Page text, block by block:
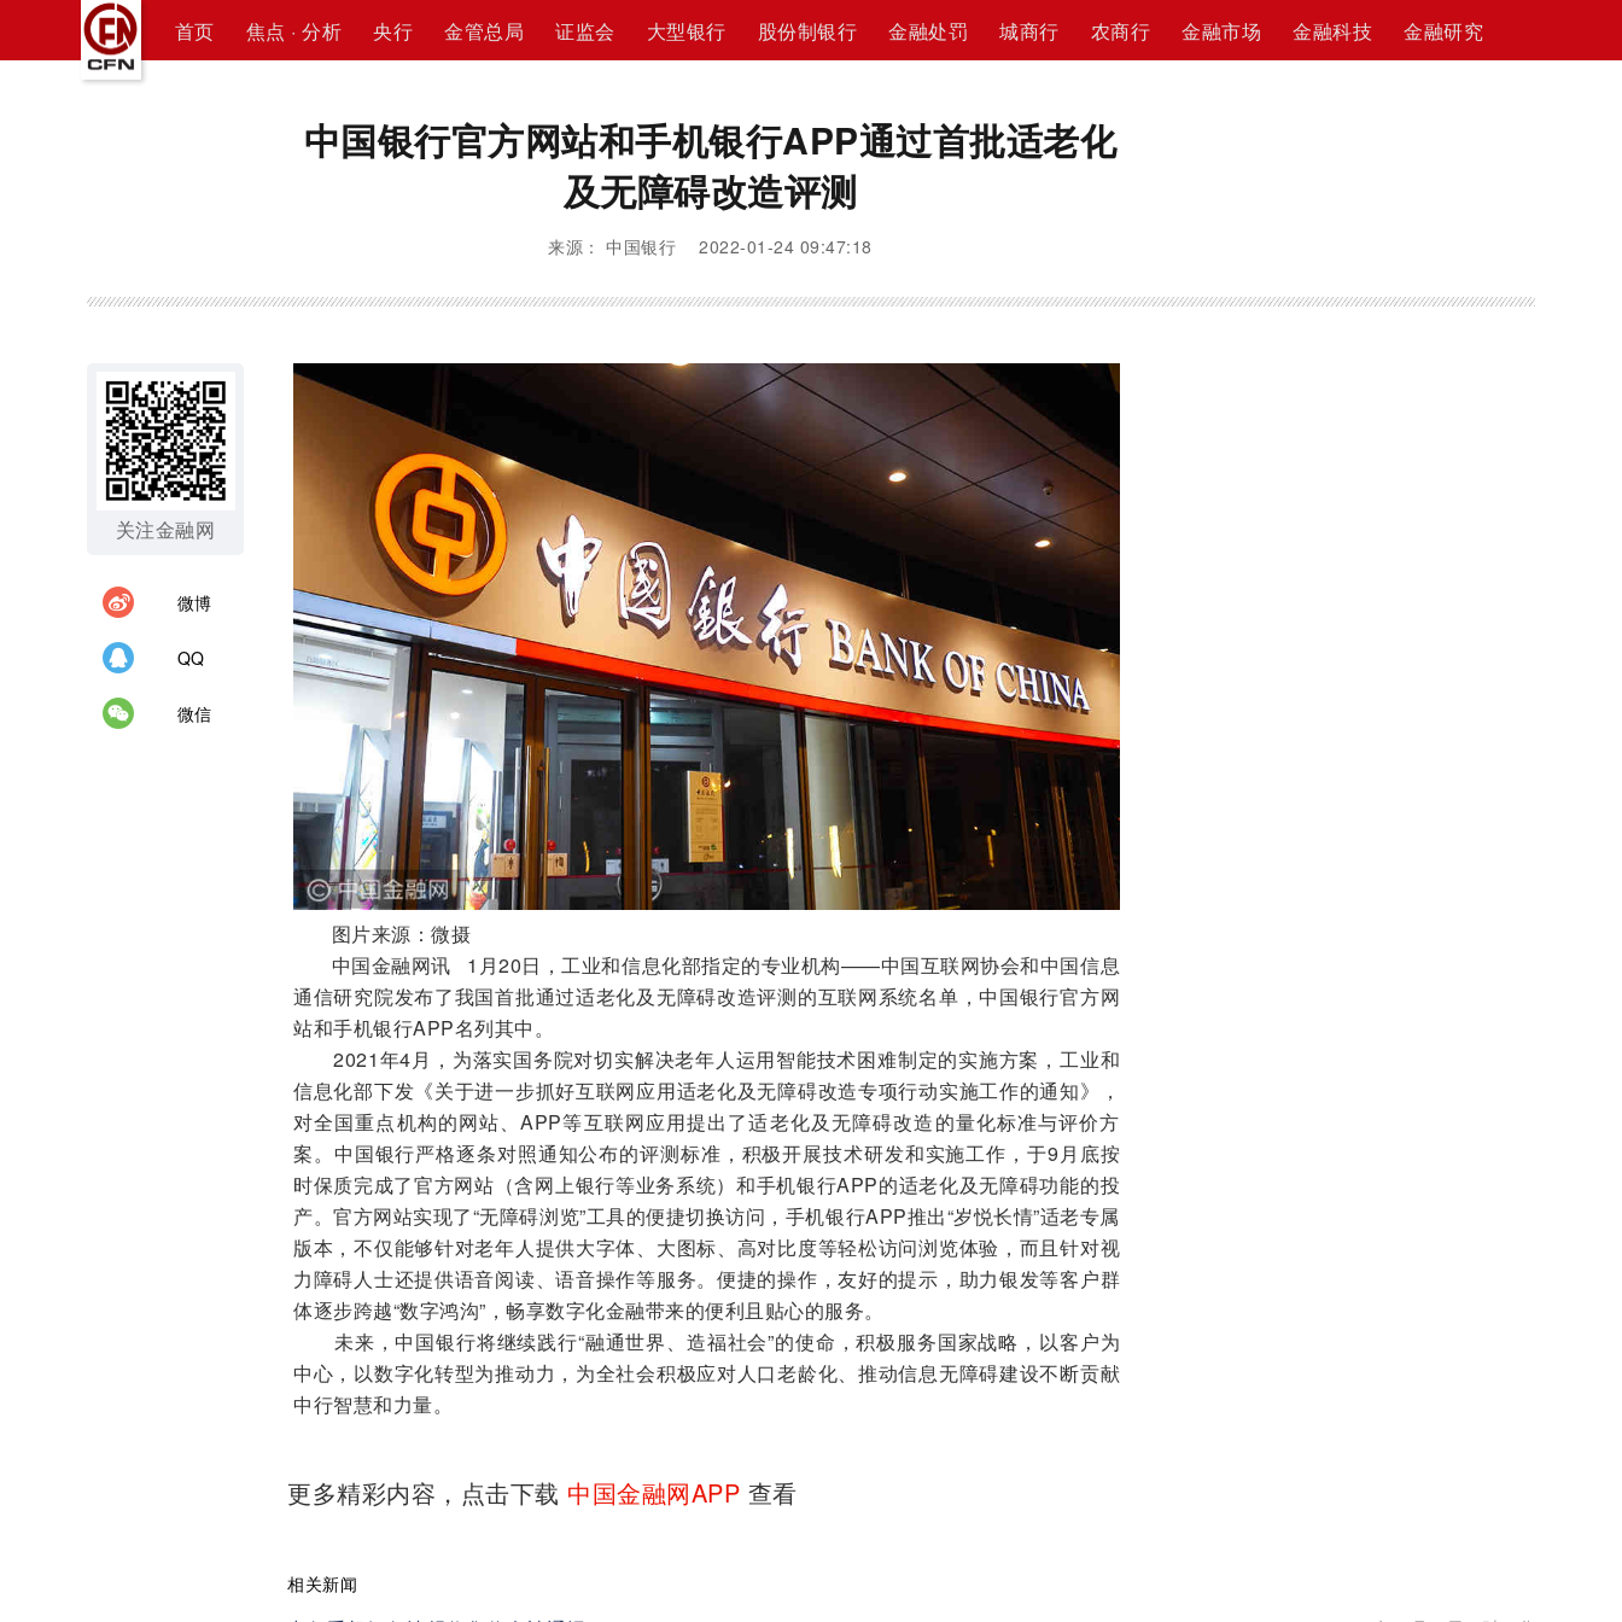
首页 焦点 · 分析 央行 金管总局 证监会 大型银行 股份制银行 金融处罚 城商行 农商行 金融市场 金融科技 金融研究
中国银行官方网站和手机银行APP通过首批适老化
及无障碍改造评测
来源： 中国银行 2022-01-24 09:47:18
关注金融网
微博
QQ
微信
图片来源：微摄
中国金融网讯 1月20日，工业和信息化部指定的专业机构——中国互联网协会和中国信息
通信研究院发布了我国首批通过适老化及无障碍改造评测的互联网系统名单，中国银行官方网
站和手机银行APP名列其中。
2021年4月，为落实国务院对切实解决老年人运用智能技术困难制定的实施方案，工业和
信息化部下发《关于进一步抓好互联网应用适老化及无障碍改造专项行动实施工作的通知》，
对全国重点机构的网站、APP等互联网应用提出了适老化及无障碍改造的量化标准与评价方
案。中国银行严格逐条对照通知公布的评测标准，积极开展技术研发和实施工作，于9月底按
时保质完成了官方网站（含网上银行等业务系统）和手机银行APP的适老化及无障碍功能的投
产。官方网站实现了“无障碍浏览”工具的便捷切换访问，手机银行APP推出“岁悦长情”适老专属
版本，不仅能够针对老年人提供大字体、大图标、高对比度等轻松访问浏览体验，而且针对视
力障碍人士还提供语音阅读、语音操作等服务。便捷的操作，友好的提示，助力银发等客户群
体逐步跨越“数字鸿沟”，畅享数字化金融带来的便利且贴心的服务。
未来，中国银行将继续践行“融通世界、造福社会”的使命，积极服务国家战略，以客户为
中心，以数字化转型为推动力，为全社会积极应对人口老龄化、推动信息无障碍建设不断贡献
中行智慧和力量。
更多精彩内容，点击下载 中国金融网APP 查看
相关新闻